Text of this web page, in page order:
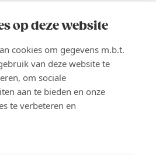
op deze website
cookies om gegevens m.b.t.
van deze website te
om sociale
aan te bieden en onze
te verbeteren en
EN